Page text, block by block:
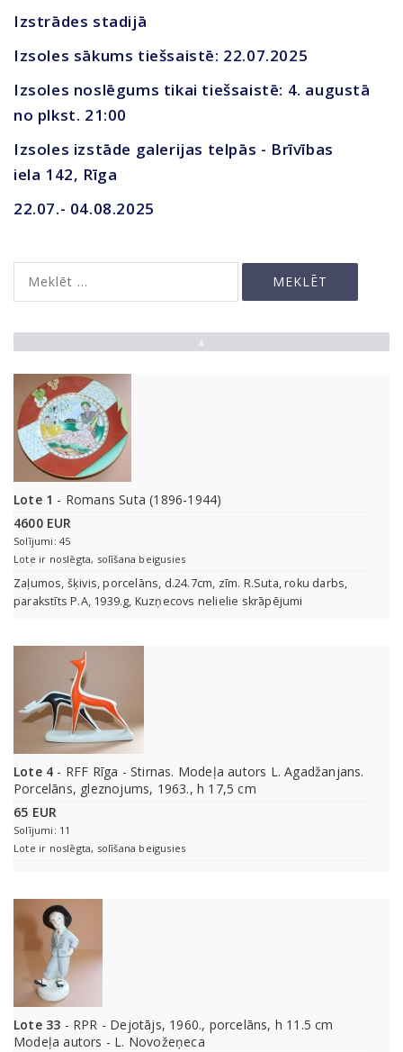
Izstrādes stadijā
Izsoles sākums tiešsaistē: 22.07.2025
Izsoles noslēgums tikai tiešsaistē: 4. augustā
no plkst. 21:00
Izsoles izstāde galerijas telpās - Brīvības
iela 142, Rīga
22.07.- 04.08.2025
Lote 1 - Romans Suta (1896-1944)
4600 EUR
Solījumi: 45
Lote ir noslēgta, solīšana beigusies
Zaļumos, šķivis, porcelāns, d.24.7cm, zīm. R.Suta, roku darbs,
parakstīts P.A, 1939.g, Kuzņecovs nelielie skrāpējumi
Lote 4 - RFF Rīga - Stirnas. Modeļa autors L. Agadžanjans.
Porcelāns, gleznojums, 1963., h 17,5 cm
65 EUR
Solījumi: 11
Lote ir noslēgta, solīšana beigusies
Lote 33 - RPR - Dejotājs, 1960., porcelāns, h 11.5 cm
Modeļa autors - L. Novožeņeca